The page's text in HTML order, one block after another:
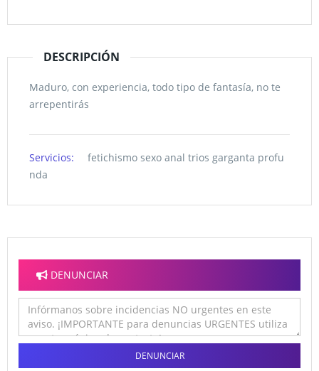
DESCRIPCIÓN
Maduro, con experiencia, todo tipo de fantasía, no te
arrepentirás
Servicios:
fetichismo sexo anal trios garganta profu
nda
DENUNCIAR
DENUNCIAR